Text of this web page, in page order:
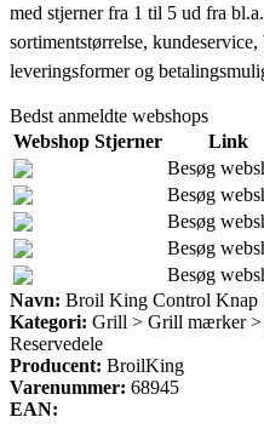
med stjerner fra 1 til 5 ud fra
sortimentstørrelse,
leveringsformer og
Bedst anmeldte webshops
Webshop Stjerner
Link
Besøg
Besøg
Besøg
Besøg
Besøg
Navn: Broil King Control Knap
Kategori: Grill > Grill mærker
Reservedele
Producent: BroilKing
Varenummer: 68945
EAN: